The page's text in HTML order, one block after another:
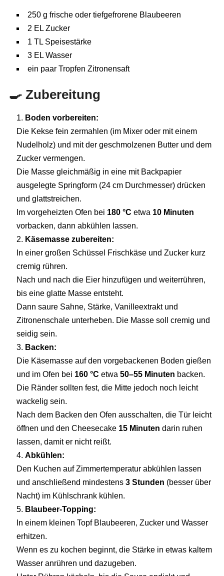
250 g frische oder tiefgefrorene Blaubeeren
2 EL Zucker
1 TL Speisestärke
3 EL Wasser
ein paar Tropfen Zitronensaft
🍳 Zubereitung
Boden vorbereiten:
Die Kekse fein zermahlen (im Mixer oder mit einem
Nudelholz) und mit der geschmolzenen Butter und dem
Zucker vermengen.
Die Masse gleichmäßig in eine mit Backpapier
ausgelegte Springform (24 cm Durchmesser) drücken
und glattstreichen.
Im vorgeheizten Ofen bei 180 °C etwa 10 Minuten
vorbacken, dann abkühlen lassen.
Käsemasse zubereiten:
In einer großen Schüssel Frischkäse und Zucker kurz
cremig rühren.
Nach und nach die Eier hinzufügen und weiterrühren,
bis eine glatte Masse entsteht.
Dann saure Sahne, Stärke, Vanilleextrakt und
Zitronenschale unterheben. Die Masse soll cremig und
seidig sein.
Backen:
Die Käsemasse auf den vorgebackenen Boden gießen
und im Ofen bei 160 °C etwa 50–55 Minuten backen.
Die Ränder sollten fest, die Mitte jedoch noch leicht
wackelig sein.
Nach dem Backen den Ofen ausschalten, die Tür leicht
öffnen und den Cheesecake 15 Minuten darin ruhen
lassen, damit er nicht reißt.
Abkühlen:
Den Kuchen auf Zimmertemperatur abkühlen lassen
und anschließend mindestens 3 Stunden (besser über
Nacht) im Kühlschrank kühlen.
Blaubeer-Topping:
In einem kleinen Topf Blaubeeren, Zucker und Wasser
erhitzen.
Wenn es zu kochen beginnt, die Stärke in etwas kaltem
Wasser anrühren und dazugeben.